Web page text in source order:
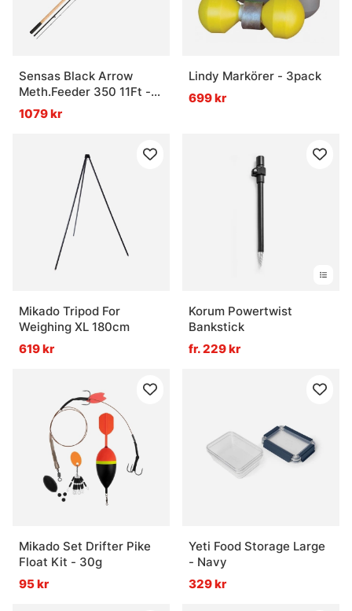
Sensas Black Arrow
Meth.Feeder 350 11Ft -
2Pc
1079 kr
Lindy Markörer - 3pack
699 kr
Mikado Tripod For
Weighing XL 180cm
619 kr
Korum Powertwist
Bankstick
fr. 229 kr
Mikado Set Drifter Pike
Float Kit - 30g
95 kr
Yeti Food Storage Large
- Navy
329 kr